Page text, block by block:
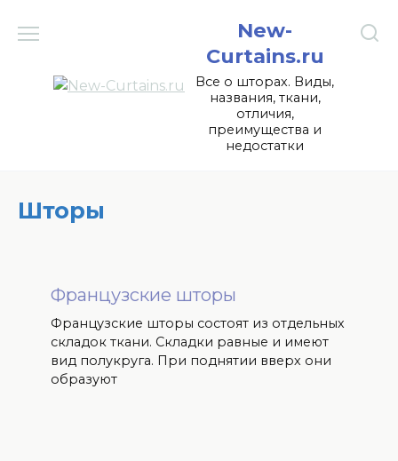
New-
Curtains.ru
Все о шторах. Виды,
названия, ткани,
отличия,
преимущества и
недостатки
Шторы
Французские шторы
Французские шторы состоят из отдельных
складок ткани. Складки равные и имеют
вид полукруга. При поднятии вверх они
образуют